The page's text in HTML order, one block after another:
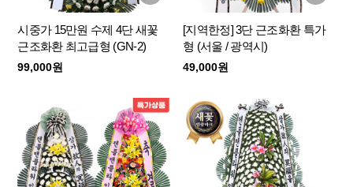
시중가 15만원 수제 4단 새꽃
근조화환 최고급형 (GN-2)
99,000원
[지역한정] 3단 근조화환 특가
형 (서울 / 광역시)
49,000원